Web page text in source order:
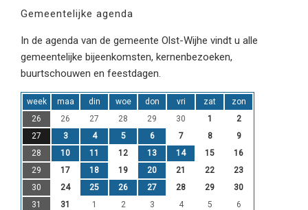
Gemeentelijke agenda
In de agenda van de gemeente Olst-Wijhe vindt u alle
gemeentelijke bijeenkomsten, kernenbezoeken,
buurtschouwen en feestdagen.
week maa din woe don vri zat
zon
26
26 27 28 29 30 1
2
27
3 4 5 6 7 8
9
28
10 11 12 13 14 15
16
29
17 18 19 20 21 22
23
30
24 25 26 27 28 29
30
31
31 1 2 3 4 5 6